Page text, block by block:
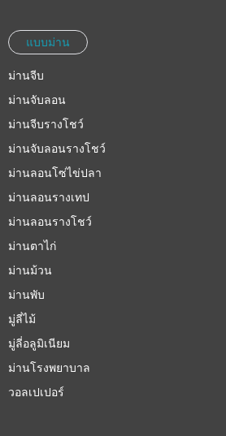
แบบม่าน
ม่านจีบ
ม่านจับลอน
ม่านจีบรางโชว์
ม่านจับลอนรางโชว์
ม่านลอนโซ่ไข่ปลา
ม่านลอนรางเทป
ม่านลอนรางโชว์
ม่านตาไก่
ม่านม้วน
ม่านพับ
มู่ลี่ไม้
มู่ลี่อลูมิเนียม
ม่านโรงพยาบาล
วอลเปเปอร์